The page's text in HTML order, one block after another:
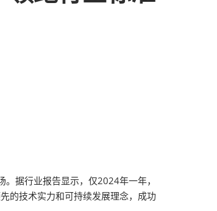
据行业报告显示，仅2024年一年，
的技术实力和可持续发展理念，成功